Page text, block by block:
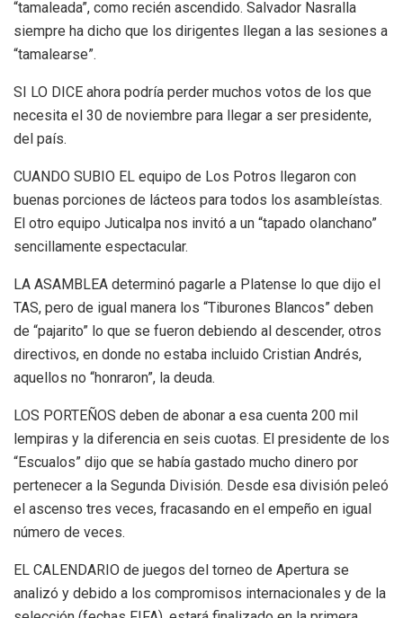
“tamaleada”, como recién ascendido. Salvador Nasralla
siempre ha dicho que los dirigentes llegan a las sesiones a
“tamalearse”.
SI LO DICE ahora podría perder muchos votos de los que
necesita el 30 de noviembre para llegar a ser presidente,
del país.
CUANDO SUBIO EL equipo de Los Potros llegaron con
buenas porciones de lácteos para todos los asambleístas.
El otro equipo Juticalpa nos invitó a un “tapado olanchano”
sencillamente espectacular.
LA ASAMBLEA determinó pagarle a Platense lo que dijo el
TAS, pero de igual manera los “Tiburones Blancos” deben
de “pajarito” lo que se fueron debiendo al descender, otros
directivos, en donde no estaba incluido Cristian Andrés,
aquellos no “honraron”, la deuda.
LOS PORTEÑOS deben de abonar a esa cuenta 200 mil
lempiras y la diferencia en seis cuotas. El presidente de los
“Escualos” dijo que se había gastado mucho dinero por
pertenecer a la Segunda División. Desde esa división peleó
el ascenso tres veces, fracasando en el empeño en igual
número de veces.
EL CALENDARIO de juegos del torneo de Apertura se
analizó y debido a los compromisos internacionales y de la